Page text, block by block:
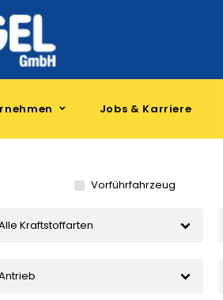
Jobs & Karriere
Vorführfahrzeug
Kraftstoffarten